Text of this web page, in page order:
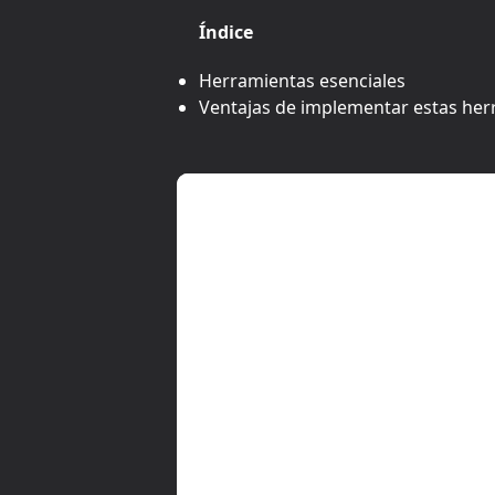
Índice
Herramientas esenciales
Ventajas de implementar estas